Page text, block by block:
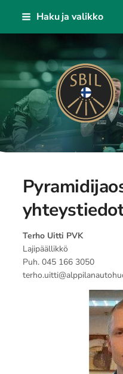
Siirry
Haku ja valikko
Terho Uitti PVK
Lajipäällikkö
Puh. 045 166 3050